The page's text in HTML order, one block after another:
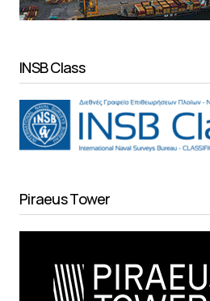
INSB Class
Piraeus Tower